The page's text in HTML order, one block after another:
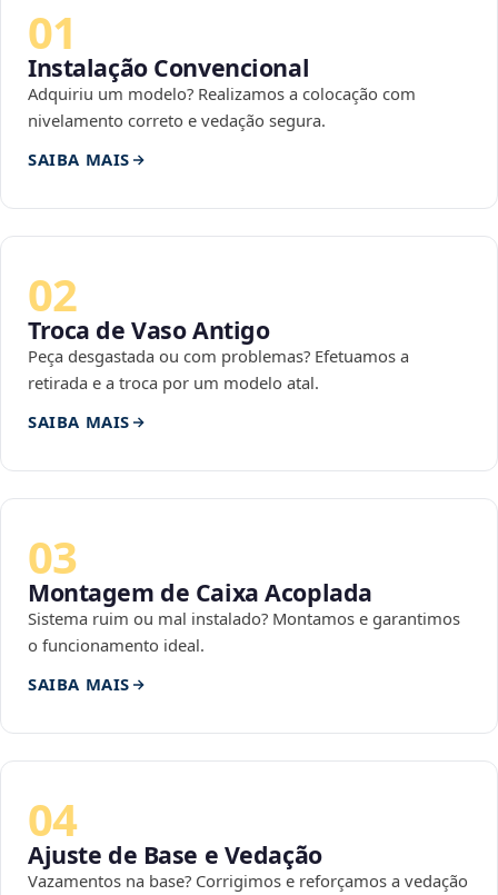
01
Instalação Convencional
Adquiriu um modelo? Realizamos a colocação com
nivelamento correto e vedação segura.
SAIBA MAIS
02
Troca de Vaso Antigo
Peça desgastada ou com problemas? Efetuamos a
retirada e a troca por um modelo atal.
SAIBA MAIS
03
Montagem de Caixa Acoplada
Sistema ruim ou mal instalado? Montamos e garantimos
o funcionamento ideal.
SAIBA MAIS
04
Ajuste de Base e Vedação
Vazamentos na base? Corrigimos e reforçamos a vedação